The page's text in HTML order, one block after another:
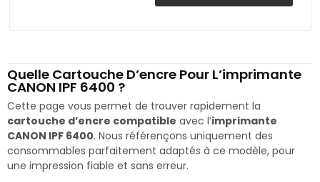
Quelle Cartouche D’encre Pour L’imprimante
CANON IPF 6400 ?
Cette page vous permet de trouver rapidement la
cartouche d’encre compatible avec l’imprimante
CANON IPF 6400. Nous référençons uniquement des
consommables parfaitement adaptés à ce modèle, pour
une impression fiable et sans erreur.